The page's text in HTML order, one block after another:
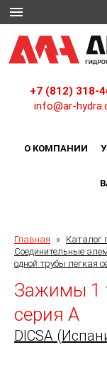
+7 (812) 318-
info@ar-
О КОМПАНИИ
Главная » Каталог
Соединительные
одной трубы легкая
Зажимы 1
серия A
DICSA